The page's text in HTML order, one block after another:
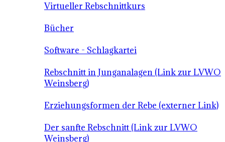
Virtueller Rebschnittkurs
Bücher
Software - Schlagkartei
Rebschnitt in Junganalagen (Link zur LVWO
Weinsberg)
Erziehungsformen der Rebe (externer Link)
Der sanfte Rebschnitt (Link zur LVWO
Weinsberg)